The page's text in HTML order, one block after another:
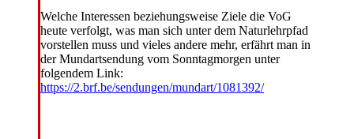
Welche Interessen beziehungsweise Ziele die VoG
heute verfolgt, was man sich unter dem Naturlehrpfad
vorstellen muss und vieles andere mehr, erfährt man in
der Mundartsendung vom Sonntagmorgen unter
folgendem Link:
https://2.brf.be/sendungen/mundart/1081392/